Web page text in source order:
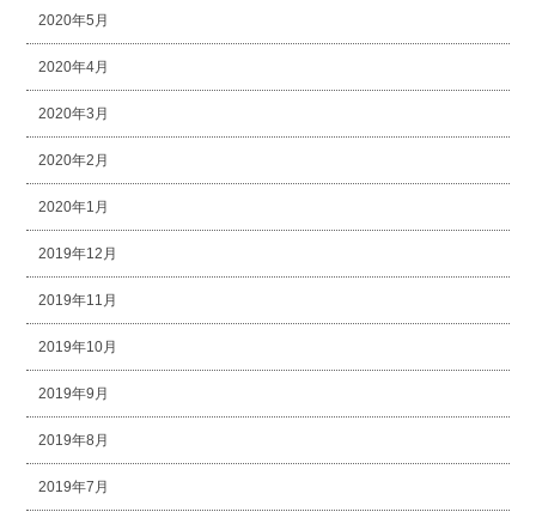
2020年5月
2020年4月
2020年3月
2020年2月
2020年1月
2019年12月
2019年11月
2019年10月
2019年9月
2019年8月
2019年7月